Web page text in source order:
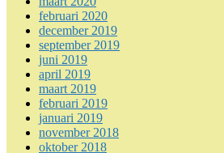
februari 2020
december 2019
september 2019
juni 2019
april 2019
maart 2019
februari 2019
januari 2019
november 2018
oktober 2018